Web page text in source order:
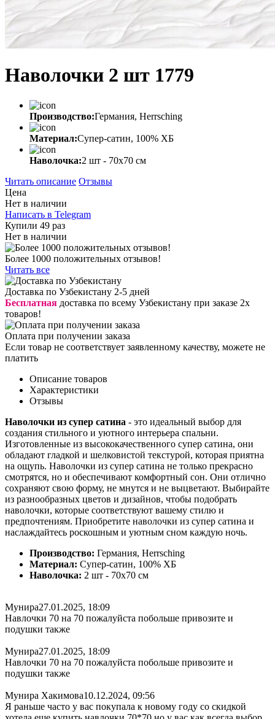
Наволочки 2 шт 1779
Производство:Германия, Herrsching
Материал:Супер-сатин, 100% ХБ
Наволочка:2 шт - 70x70 см
Читать описание Отзывы
Цена
Нет в наличии
Написать в Telegram
Купили 49 раз
Нет в наличии
Более 1000 положительных отзывов!
Читать все
Доставка по Узбекистану 2-5 дней
Бесплатная доставка по всему Узбекистану при заказе 2х
товаров!
Оплата при получении заказа
Если товар не соответствует заявленному качеству, можете не
платить
Описание товаров
Характеристики
Отзывы
Наволочки из супер сатина - это идеальный выбор для
создания стильного и уютного интерьера спальни.
Изготовленные из высококачественного супер сатина, они
обладают гладкой и шелковистой текстурой, которая приятна
на ощупь. Наволочки из супер сатина не только прекрасно
смотрятся, но и обеспечивают комфортный сон. Они отлично
сохраняют свою форму, не мнутся и не выцветают. Выбирайте
из разнообразных цветов и дизайнов, чтобы подобрать
наволочки, которые соответствуют вашему стилю и
предпочтениям. Приобретите наволочки из супер сатина и
наслаждайтесь роскошным и уютным сном каждую ночь.
Производство: Германия, Herrsching
Материал: Супер-сатин, 100% ХБ
Наволочка: 2 шт - 70x70 см
Мунира27.01.2025, 18:09
Навлочки 70 на 70 пожалуйста побольше привозите и
подушки также
Мунира27.01.2025, 18:09
Навлочки 70 на 70 пожалуйста побольше привозите и
подушки также
Мунира Хакимова10.12.2024, 09:56
Я раньше часто у вас покупала к новому году со скидкой